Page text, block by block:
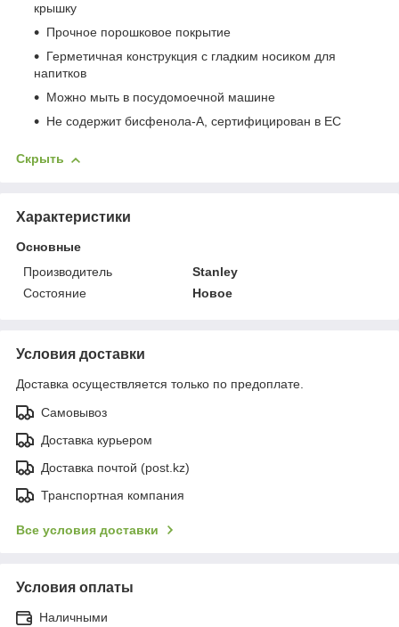
крышку
Прочное порошковое покрытие
Герметичная конструкция с гладким носиком для
напитков
Можно мыть в посудомоечной машине
Не содержит бисфенола-А, сертифицирован в ЕС
Скрыть
Характеристики
Основные
Производитель
Stanley
Состояние
Новое
Условия доставки
Доставка осуществляется только по предоплате.
Самовывоз
Доставка курьером
Доставка почтой (post.kz)
Транспортная компания
Все условия доставки
Условия оплаты
Наличными